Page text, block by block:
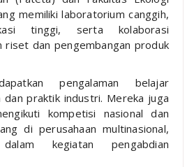
memiliki laboratorium canggih,
tinggi, serta kolaborasi
riset dan pengembangan produk
pengalaman belajar
praktik industri. Mereka juga
kompetisi nasional dan
di perusahaan multinasional,
kegiatan pengabdian